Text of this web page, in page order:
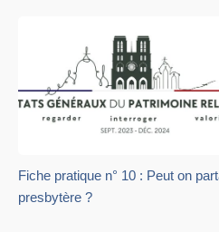
Fiche pratique n° 10 : Peut on
presbytère ?